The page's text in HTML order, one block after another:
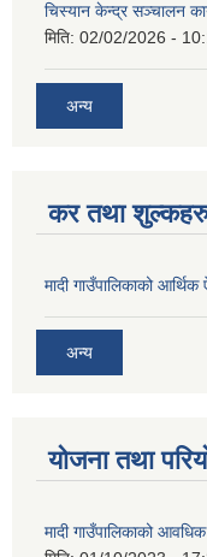
चिस्यान केन्द्र सञ्‍चालन
मिति: 02/02/2026 -
अन्य
कर तथा
मादी गाउँपालिकाको
अन्य
योजना तथा
मादी गाउँपालिकाको